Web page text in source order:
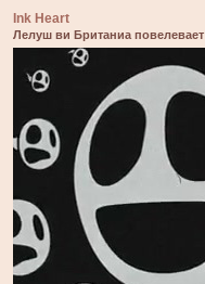
Ink Heart
Лелуш ви Британиа повелевает